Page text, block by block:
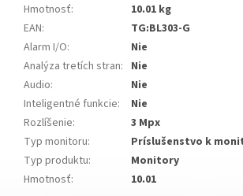
Hmotnosť:
10.01 kg
EAN:
TG:BL303-G
Alarm I/O:
Nie
Analýza tretích stran: Nie
Audio:
Nie
Inteligentné funkcie:
Nie
Rozlíšenie:
3 Mpx
Typ monitoru:
Príslušenstvo k
Typ produktu:
Monitory
Hmotnosť: 10.01